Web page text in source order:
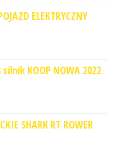
ELEKTRYCZNY
KOOP NOWA 2022
SHARK RT ROWER